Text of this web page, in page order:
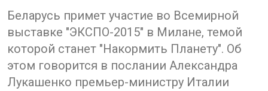
Беларусь примет участие во Всемирной
выставке "ЭКСПО-2015" в Милане, темой
которой станет "Накормить Планету". Об
этом говорится в послании Александра
Лукашенко премьер-министру Италии